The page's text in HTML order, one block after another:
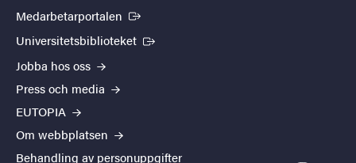
Medarbetarportalen (Extern länk)
Universitetsbiblioteket (Extern länk)
Jobba hos oss
Press och media
EUTOPIA
Om webbplatsen
Behandling av personuppgifter